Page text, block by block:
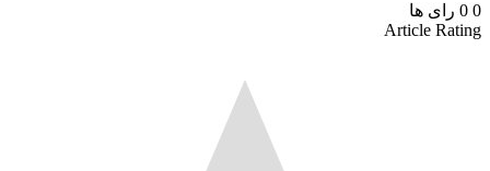
0
0 رای ها
Article Rating